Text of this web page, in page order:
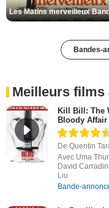
Bandes-
Meilleurs films
Kill Bill: The
Bloody Affair
De Quentin
Avec Uma
David
Liu
Bande-